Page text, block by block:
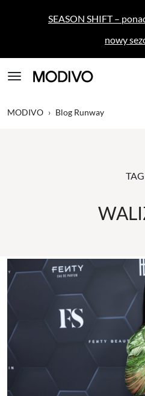
SEASON SHIFT –
nowy
MODIVO › Blog Runway
TAG